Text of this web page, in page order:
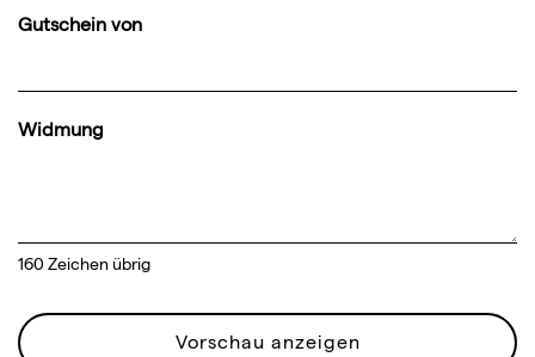
Gutschein von
Widmung
160 Zeichen übrig
Vorschau anzeigen